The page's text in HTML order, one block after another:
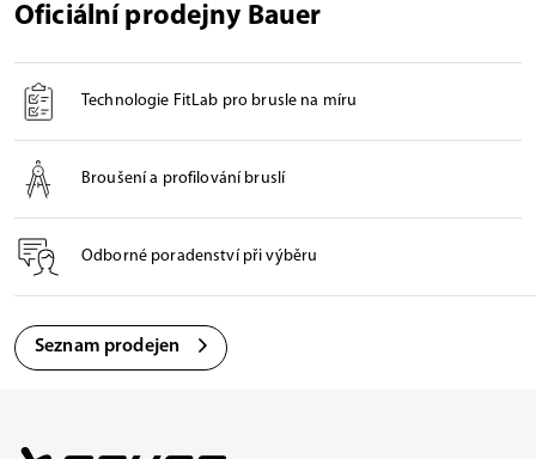
Oficiální prodejny Bauer
Technologie FitLab pro brusle na míru
Broušení a profilování bruslí
Odborné poradenství při výběru
Seznam prodejen